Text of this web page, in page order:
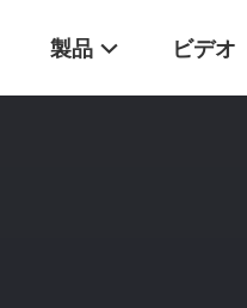
製品 ビデオ